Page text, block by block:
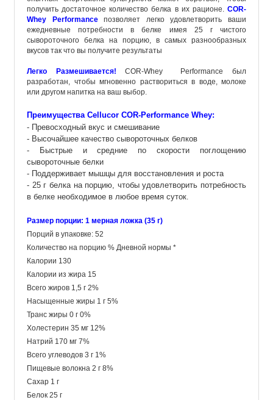
получить достаточное количество белка в их рационе. COR-
Whey Performanceпозволяет легко удовлетворить ваши
ежедневные потребности в белке имея 25 г чистого
сывороточного белка на порцию, в самых разнообразных
вкусов так что вы получите результаты
Легко Размешивается!
COR-Whey Performance был
разработан, чтобы мгновенно раствориться в воде, молоке
или другом напитка на ваш выбор.
Преимущества Cellucor COR-Performance Whey:
- Превосходный вкус и смешивание
- Высочайшее качество сывороточных белков
- Быстрые и средние по скорости поглощению
сывороточные белки
- Поддерживает мышцы для восстановления и роста
- 25 г белка на порцию, чтобы удовлетворить потребность
в белке необходимое в любое время суток.
Размер порции: 1 мерная ложка (35 г)
Порций в упаковке: 52
Количество на порцию % Дневной нормы *
Калории 130
Калории из жира 15
Всего жиров 1,5 г 2%
Насыщенные жиры 1 г 5%
Транс жиры 0 г 0%
Холестерин 35 мг 12%
Натрий 170 мг 7%
Всего углеводов 3 г 1%
Пищевые волокна 2 г 8%
Сахар 1 г
Белок 25 г